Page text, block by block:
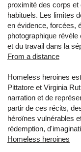
proximité des corps
habituels. Les limites
en évidence, forcées,
photographique
et du travail dans la
From a distance
Homeless heroines
Pittatore et Virginia
narration et de
partir de ces récits,
héroïnes vulnérables
rédemption,
Homeless heroines